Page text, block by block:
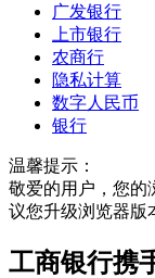
广发银行
上市银行
农商行
隐私计算
数字人民币
银行
温馨提示：
敬爱的用户，您的
议您升级浏览器版
工商银行携